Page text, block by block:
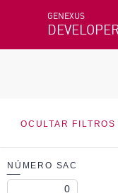
GENEXUS